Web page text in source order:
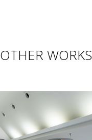
OTHER WORKS